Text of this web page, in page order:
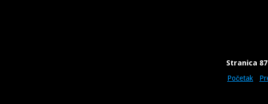
Stranica
Početak